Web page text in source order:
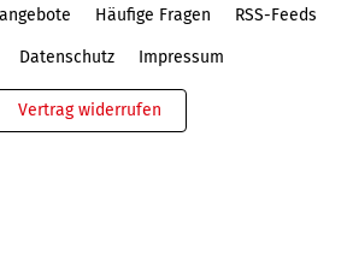
Häufige Fragen RSS-Feeds
Datenschutz Impressum
Vertrag widerrufen